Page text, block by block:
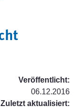
Veröffentlicht:
06.12.2016
Zuletzt aktualisiert: